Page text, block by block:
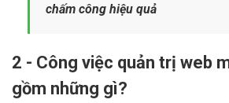
chấm công hiệu quả
2 - Công việc quản trị web
gồm những gì?